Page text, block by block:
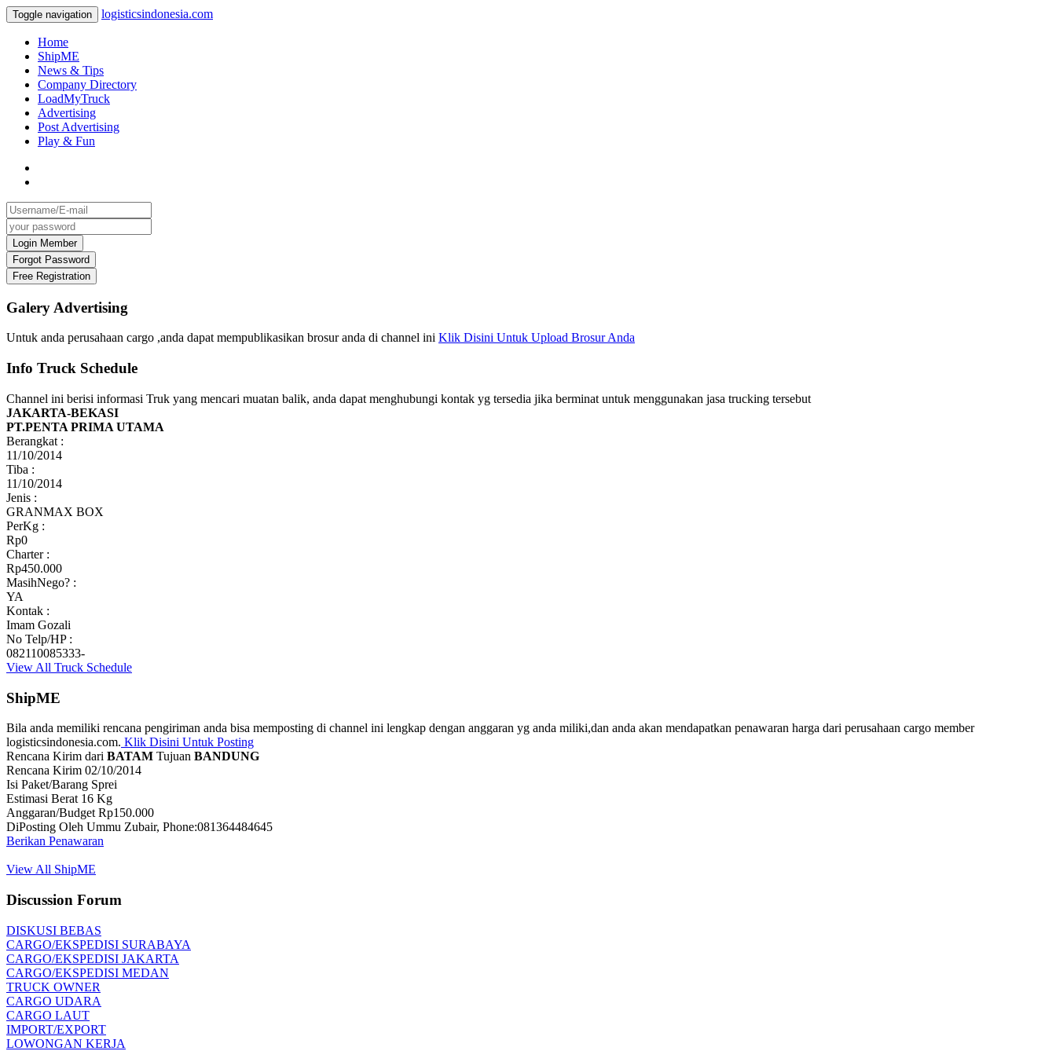
Toggle navigation logisticsindonesia.com
Home
ShipME
News & Tips
Company Directory
LoadMyTruck
Advertising
Post Advertising
Play & Fun
Galery Advertising
Untuk anda perusahaan cargo ,anda dapat mempublikasikan brosur anda di channel ini Klik Disini Untuk Upload Brosur Anda
Info Truck Schedule
Channel ini berisi informasi Truk yang mencari muatan balik, anda dapat menghubungi kontak yg tersedia jika berminat untuk menggunakan jasa trucking tersebut
JAKARTA-BEKASI
PT.PENTA PRIMA UTAMA
Berangkat :
11/10/2014
Tiba :
11/10/2014
Jenis :
GRANMAX BOX
PerKg :
Rp0
Charter :
Rp450.000
MasihNego? :
YA
Kontak :
Imam Gozali
No Telp/HP :
082110085333-
View All Truck Schedule
ShipME
Bila anda memiliki rencana pengiriman anda bisa memposting di channel ini lengkap dengan anggaran yg anda miliki,dan anda akan mendapatkan penawaran harga dari perusahaan cargo member
logisticsindonesia.com. Klik Disini Untuk Posting
Rencana Kirim dari BATAM Tujuan BANDUNG
Rencana Kirim 02/10/2014
Isi Paket/Barang Sprei
Estimasi Berat 16 Kg
Anggaran/Budget Rp150.000
DiPosting Oleh Ummu Zubair, Phone:081364484645
Berikan Penawaran
View All ShipME
Discussion Forum
DISKUSI BEBAS
CARGO/EKSPEDISI SURABAYA
CARGO/EKSPEDISI JAKARTA
CARGO/EKSPEDISI MEDAN
TRUCK OWNER
CARGO UDARA
CARGO LAUT
IMPORT/EXPORT
LOWONGAN KERJA